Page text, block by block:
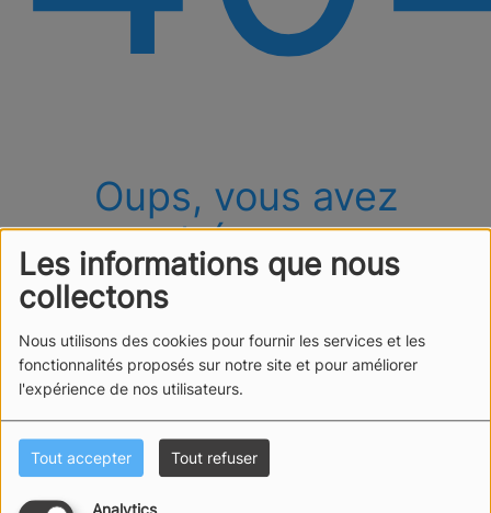
Les informations que nous
collectons
Nous utilisons des cookies pour fournir les services et les
fonctionnalités proposés sur notre site et pour améliorer
l'expérience de nos utilisateurs.
Tout accepter Tout refuser
Oups, vous avez
rencontré une erreur.
Il semble que la page que vous recherchez n’existe